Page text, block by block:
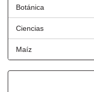
Botánica
Ciencias
Maíz